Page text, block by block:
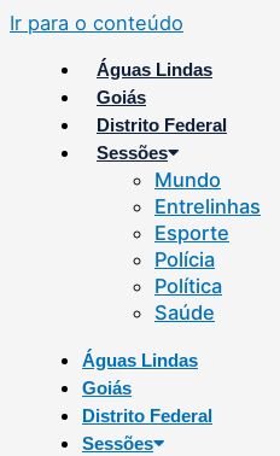
Ir para o conteúdo
Águas Lindas
Goiás
Distrito Federal
Sessões
Mundo
Entrelinhas
Esporte
Polícia
Política
Saúde
Águas Lindas
Goiás
Distrito Federal
Sessões